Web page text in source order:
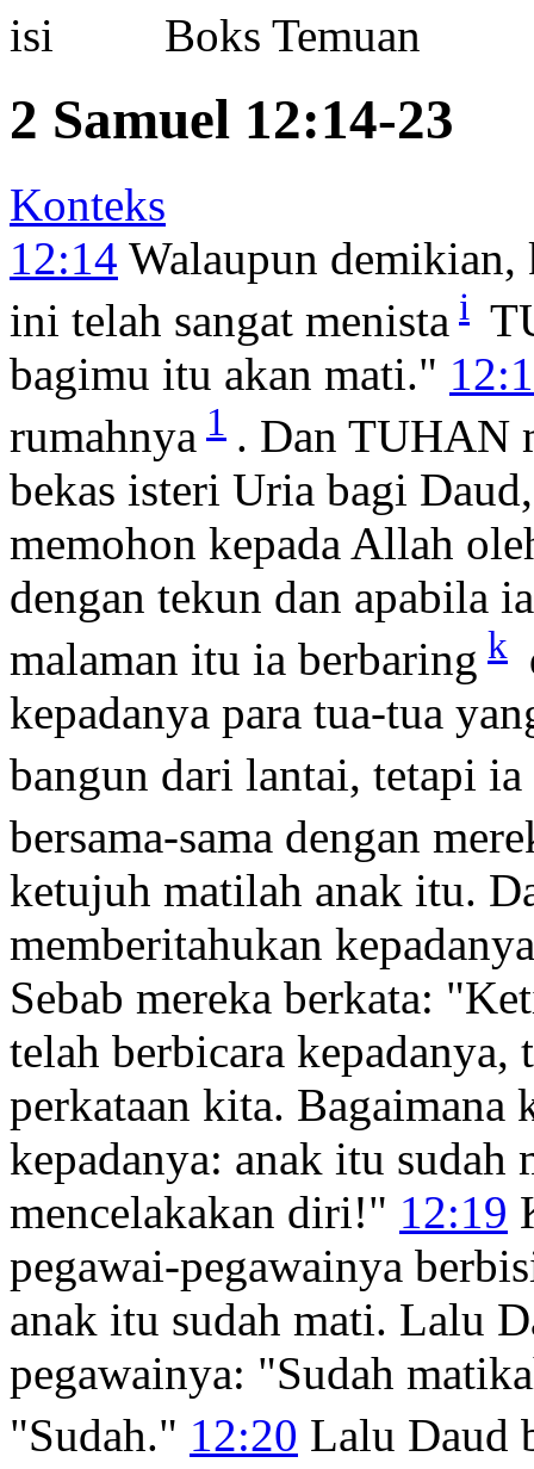
Boks Temuan
2 Samuel 12:14-23
Konteks
12:14 Walaupun demikian,
ini telah sangat menista i
bagimu itu akan mati."
rumahnya 1 . Dan TUHAN
bekas isteri Uria bagi
memohon kepada Allah
dengan tekun dan apabila
malaman itu ia berbaring k
kepadanya para tua-tua
bangun dari lantai, tetapi
bersama-sama dengan
ketujuh matilah anak itu.
memberitahukan
Sebab mereka berkata:
telah berbicara
perkataan kita. Bagaimana
kepadanya: anak itu sudah
mencelakakan diri!" 12:19
pegawai-pegawainya
anak itu sudah mati. Lalu
pegawainya: "Sudah
"Sudah." 12:20 Lalu Daud